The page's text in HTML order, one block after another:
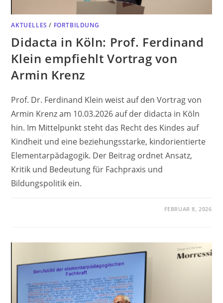
AKTUELLES / FORTBILDUNG
Didacta in Köln: Prof. Ferdinand
Klein empfiehlt Vortrag von
Armin Krenz
Prof. Dr. Ferdinand Klein weist auf den Vortrag von
Armin Krenz am 10.03.2026 auf der didacta in Köln
hin. Im Mittelpunkt steht das Recht des Kindes auf
Kindheit und eine beziehungsstarke, kindorientierte
Elementarpädagogik. Der Beitrag ordnet Ansatz,
Kritik und Bedeutung für Fachpraxis und
Bildungspolitik ein.
FEBRUAR 8, 2026